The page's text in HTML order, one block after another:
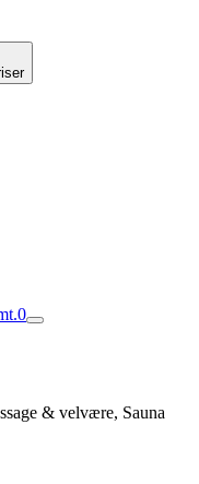
0
& velvære, Sauna